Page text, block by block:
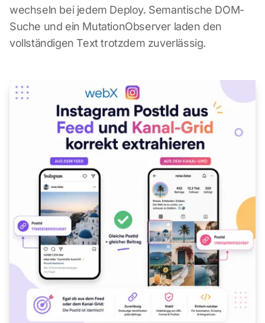
wechseln bei jedem Deploy. Semantische DOM-
Suche und ein MutationObserver laden den
vollständigen Text trotzdem zuverlässig.